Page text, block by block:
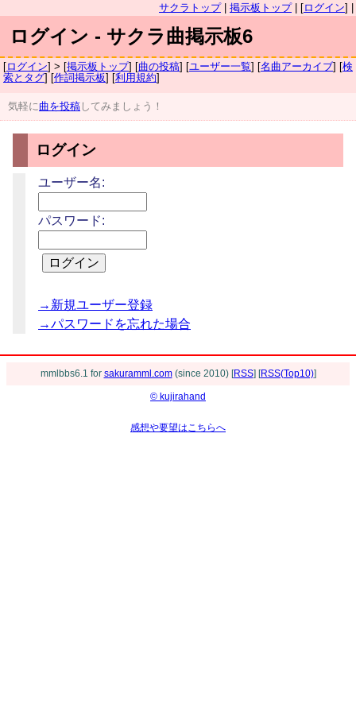
サクラトップ| 掲示板トップ| [ログイン] |
ログイン - サクラ曲掲示板6
[ログイン] > [掲示板トップ] [曲の投稿] [ユーザー一覧] [名曲アーカイブ] [検
索とタグ] [作詞掲示板] [利用規約]
気軽に曲を投稿 してみましょう！
ログイン
ユーザー名:
パスワード:
→新規ユーザー登録
→パスワードを忘れた場合
mmlbbs6.1 for sakuramml.com(since 2010) [RSS] [RSS(Top10)]
© kujirahand
感想や要望はこちらへ